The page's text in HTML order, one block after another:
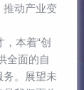
推动产业变
本着“创
全面的自
。展望未